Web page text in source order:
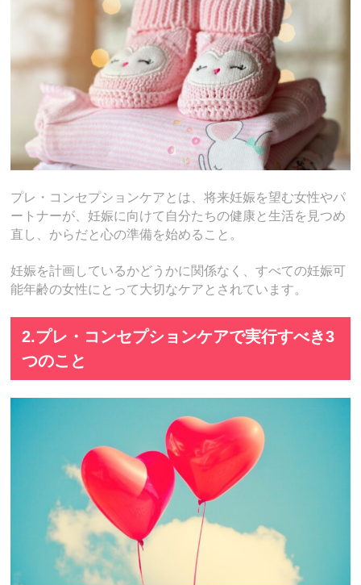
プレ・コンセプションケアとは、将来妊娠を望む女性やパ
ートナーが、妊娠に向けて自分たちの健康と生活を見つめ
直し、からだと心の準備を始めること。
妊娠を計画しているかどうかに関係なく、すべての妊娠可
能年齢の女性にとって大切なケアとされています。
2.プレ・コンセプションケアで実行すべき3
つのこと